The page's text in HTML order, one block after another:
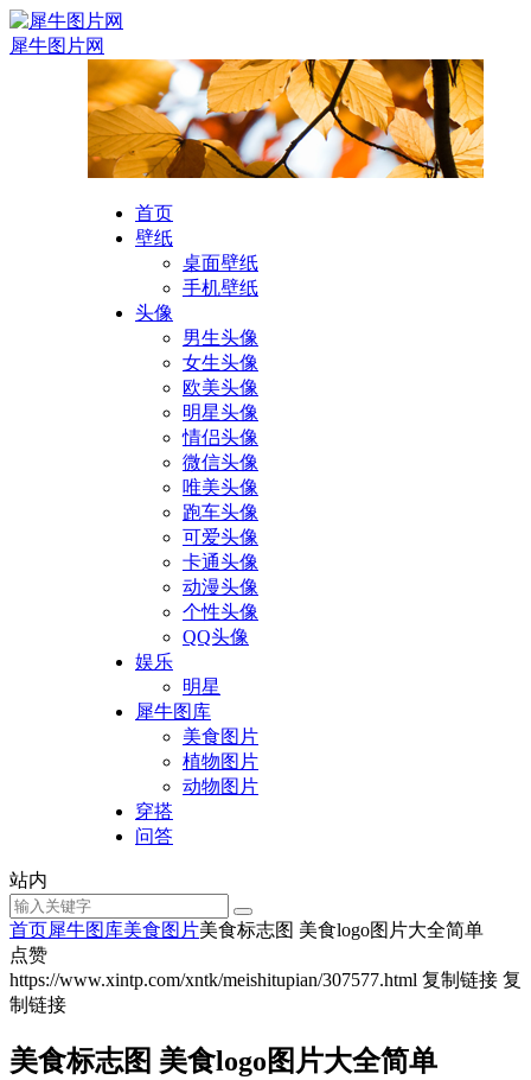
犀牛图片网
首页
壁纸
桌面壁纸
手机壁纸
头像
男生头像
女生头像
欧美头像
明星头像
情侣头像
微信头像
唯美头像
跑车头像
可爱头像
卡通头像
动漫头像
个性头像
QQ头像
娱乐
明星
犀牛图库
美食图片
植物图片
动物图片
穿搭
问答
站内
首页犀牛图库美食图片美食标志图 美食logo图片大全简单
点赞
https://www.xintp.com/xntk/meishitupian/307577.html 复制链接 复
制链接
美食标志图 美食logo图片大全简单